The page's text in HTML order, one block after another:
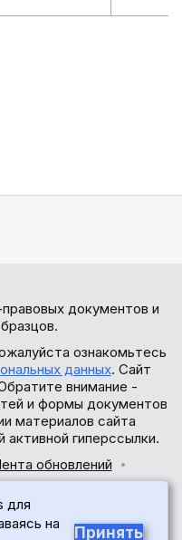
документов и
ознакомьтесь
данных. Сайт
внимание -
и формы документов
материалов сайта
активной гиперссылки.
обновлений
для
на
Принять